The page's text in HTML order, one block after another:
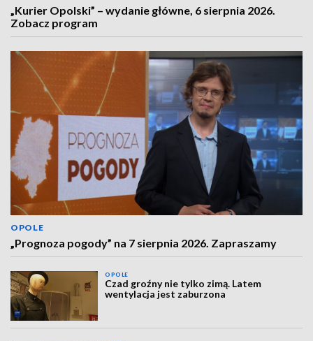
„Kurier Opolski” – wydanie główne, 6 sierpnia 2026.
Zobacz program
OPOLE
„Prognoza pogody” na 7 sierpnia 2026. Zapraszamy
OPOLE
Czad groźny nie tylko zimą. Latem
wentylacja jest zaburzona